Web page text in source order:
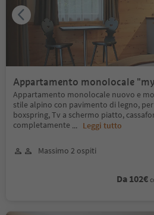
Appartamento monolocale
Appartamento monolocale nuovo e
stile alpino con pavimento di legno,
boxspring, Tv a schermo piatto,
completamente ... Leggi tutto
Massimo 2 ospiti
Da 102€